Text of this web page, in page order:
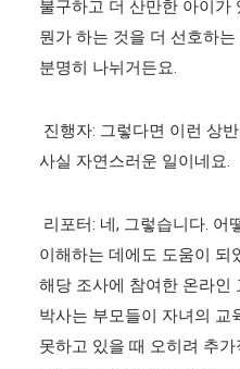
불구하고 더 산만한 아이가
뭔가 하는 것을 더 선호하
분명히 나뉘거든요.
진행자: 그렇다면 이런 상
사실 자연스러운 일이네요.
리포터: 네, 그렇습니다. 어
이해하는 데에도 도움이 되
해당 조사에 참여한 온라인
박사는 부모들이 자녀의 교
못하고 있을 때 오히려 추